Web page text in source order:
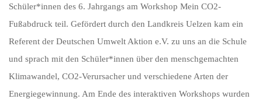
Schüler*innen des 6. Jahrgangs am Workshop Mein CO2-
Fußabdruck teil. Gefördert durch den Landkreis Uelzen kam ein
Referent der Deutschen Umwelt Aktion e.V. zu uns an die Schule
und sprach mit den Schüler*innen über den menschgemachten
Klimawandel, CO2-Verursacher und verschiedene Arten der
Energiegewinnung. Am Ende des interaktiven Workshops wurden